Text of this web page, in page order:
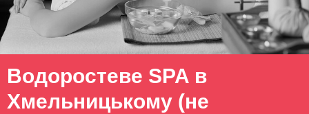
Водоростеве SPA в
Хмельницькому (не